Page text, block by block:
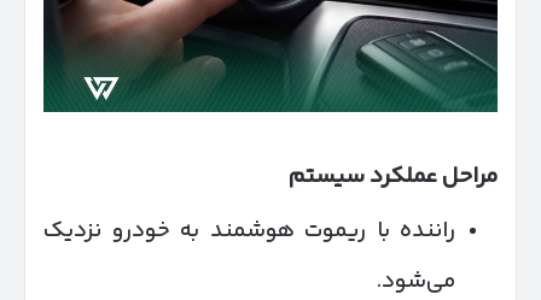
مراحل عملکرد سیستم
راننده با ریموت هوشمند به خودرو نزدیک
می‌شود.